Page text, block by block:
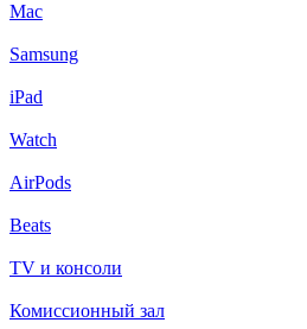
Mac
Samsung
iPad
Watch
AirPods
Beats
TV и консоли
Комиссионный зал